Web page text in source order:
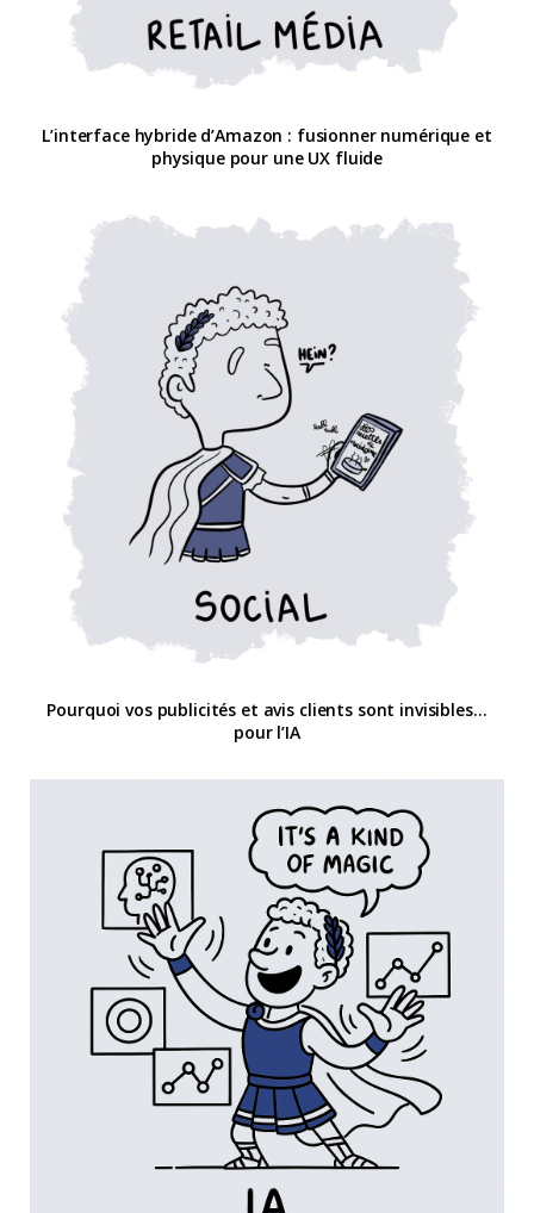
L’interface hybride d’Amazon : fusionner numérique et
physique pour une UX fluide
Pourquoi vos publicités et avis clients sont invisibles…
pour l’IA